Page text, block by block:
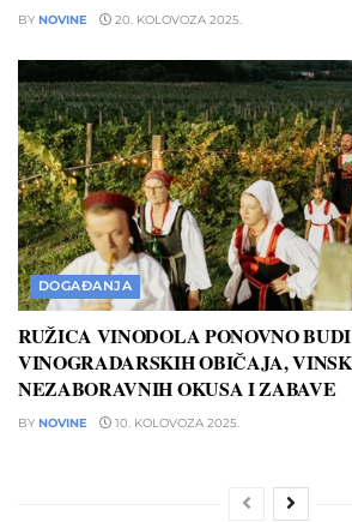
BY NOVINE 20. KOLOVOZA 2025.
DOGAĐANJA
RUŽICA VINODOLA PONOVNO
VINOGRADARSKIH OBIČAJA,
NEZABORAVNIH OKUSA I ZABAVE
BY NOVINE 10. KOLOVOZA 2025.